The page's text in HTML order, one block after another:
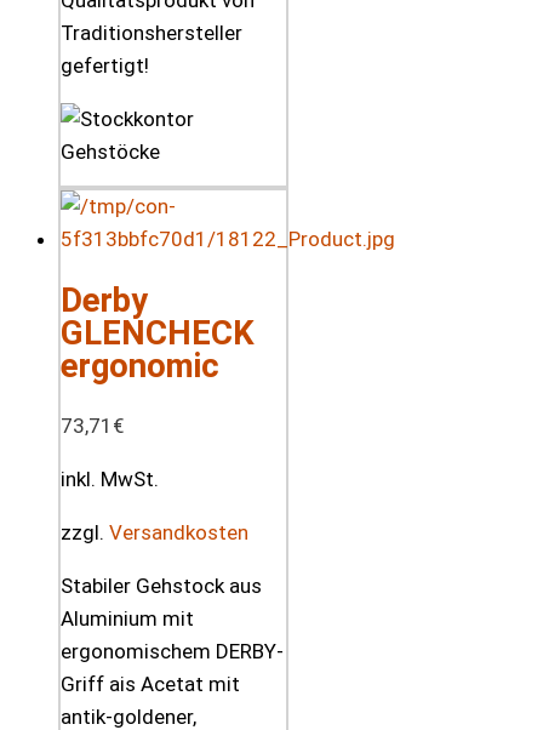
Traditionshersteller
gefertigt!
Derby
GLENCHECK
ergonomic
73,71 €
inkl. MwSt.
zzgl. Versandkosten
Stabiler Gehstock aus
Aluminium mit
ergonomischem DERBY-
Griff ais Acetat mit
antik-goldener,